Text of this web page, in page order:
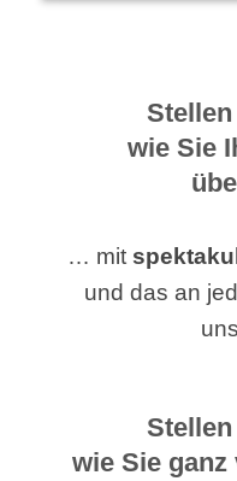
wie Sie
… mit
und das an
wie Sie